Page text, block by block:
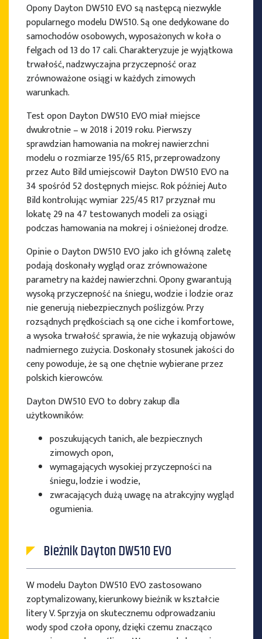
Opony Dayton DW510 EVO są następcą niezwykle
popularnego modelu DW510. Są one dedykowane do
samochodów osobowych, wyposażonych w koła o
felgach od 13 do 17 cali. Charakteryzuje je wyjątkowa
trwałość, nadzwyczajna przyczepność oraz
zrównoważone osiągi w każdych zimowych
warunkach.
Test opon Dayton DW510 EVO miał miejsce
dwukrotnie – w 2018 i 2019 roku. Pierwszy
sprawdzian hamowania na mokrej nawierzchni
modelu o rozmiarze 195/65 R15, przeprowadzony
przez Auto Bild umiejscowił Dayton DW510 EVO na
34 spośród 52 dostępnych miejsc. Rok później Auto
Bild kontrolując wymiar 225/45 R17 przyznał mu
lokatę 29 na 47 testowanych modeli za osiągi
podczas hamowania na mokrej i ośnieżonej drodze.
Opinie o Dayton DW510 EVO jako ich główną zaletę
podają doskonały wygląd oraz zrównoważone
parametry na każdej nawierzchni. Opony gwarantują
wysoką przyczepność na śniegu, wodzie i lodzie oraz
nie generują niebezpiecznych poślizgów. Przy
rozsądnych prędkościach są one ciche i komfortowe,
a wysoka trwałość sprawia, że nie wykazują objawów
nadmiernego zużycia. Doskonały stosunek jakości do
ceny powoduje, że są one chętnie wybierane przez
polskich kierowców.
Dayton DW510 EVO to dobry zakup dla
użytkowników:
poszukujących tanich, ale bezpiecznych
zimowych opon,
wymagających wysokiej przyczepności na
śniegu, lodzie i wodzie,
zwracających dużą uwagę na atrakcyjny wygląd
ogumienia.
Bieżnik Dayton DW510 EVO
W modelu Dayton DW510 EVO zastosowano
zoptymalizowany, kierunkowy bieżnik w kształcie
litery V. Sprzyja on skutecznemu odprowadzaniu
wody spod czoła opony, dzięki czemu znacząco